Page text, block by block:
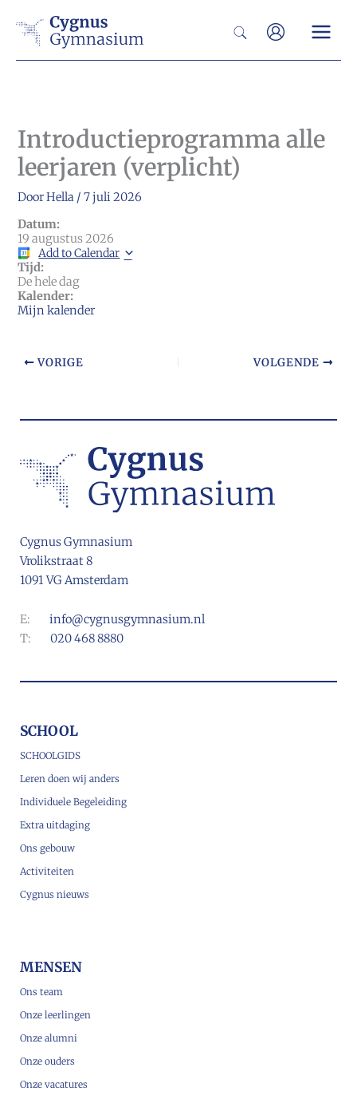
naar
Zoeken
Introductieprogramma alle
leerjaren (verplicht)
DoorHella /7 juli 2026
Datum:
19 augustus 2026
Add to Calendar
Tijd:
De hele dag
Kalender:
Mijn kalender
VORIGE VOLGENDE
Cygnus Gymnasium
Vrolikstraat 8
1091 VG Amsterdam
E: info@cygnusgymnasium.nl
T: 020 468 8880
SCHOOL
SCHOOLGIDS
Leren doen wij anders
Individuele Begeleiding
Extra uitdaging
Ons gebouw
Activiteiten
Cygnus nieuws
MENSEN
Ons team
Onze leerlingen
Onze alumni
Onze ouders
Onze vacatures